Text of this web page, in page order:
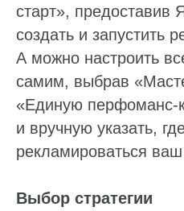
старт», предоставив
создать и запустить
А можно настроить
самим, выбрав
«Единую перфоманс-
и вручную указать,
рекламироваться ваш
Выбор стратегии